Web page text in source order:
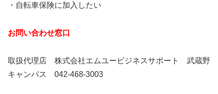
・自転車保険に加入したい
お問い合わせ窓口
取扱代理店 株式会社エムユービジネスサポート 武蔵野
キャンパス 042‐468‐3003